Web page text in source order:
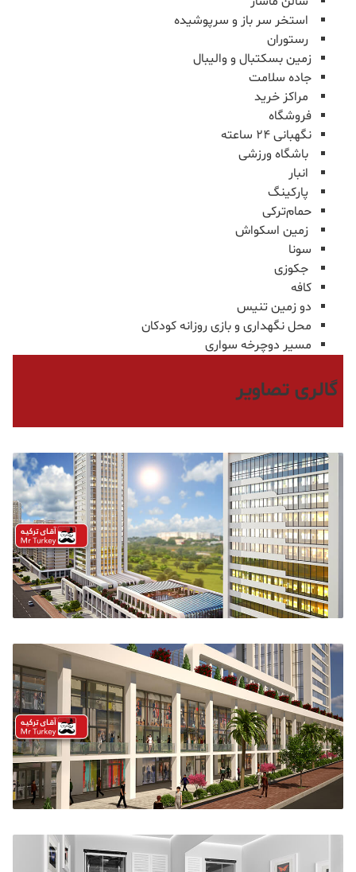
استخر سر باز و سرپوشیده
رستوران
زمین بسکتبال و والیبال
جاده سلامت
مراکز خرید
فروشگاه
نگهبانی ۲۴ ساعته
باشگاه ورزشی
انبار
پارکینگ
حمام‌ترکی
زمین اسکواش
سونا
جکوزی
کافه
دو زمین تنیس
محل نگهداری و بازی روزانه کودکان
مسیر دوچرخه سواری
گالری تصاویر